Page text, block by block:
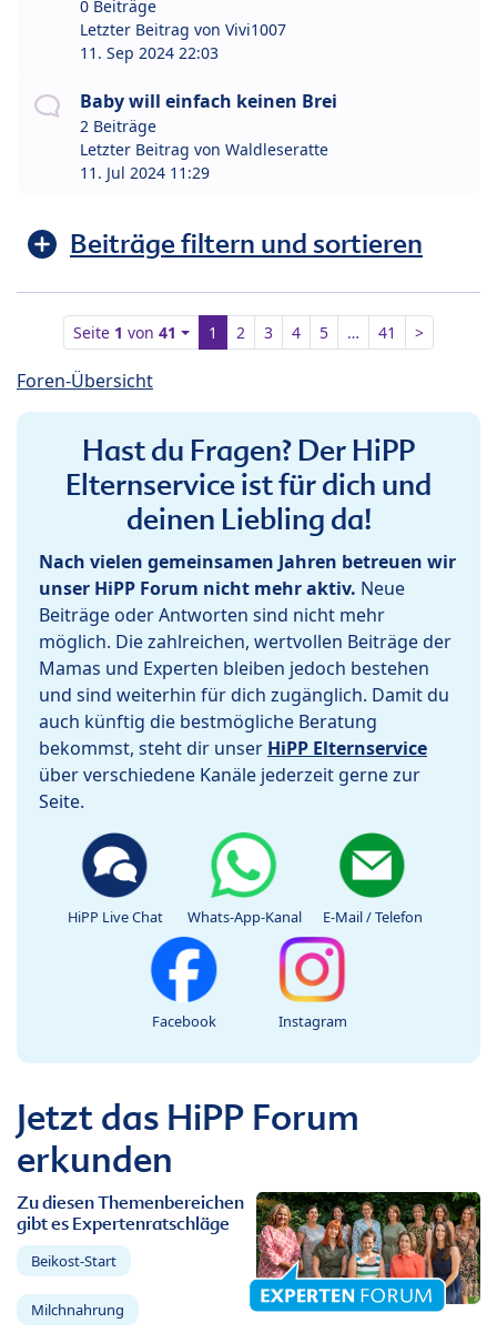
0 Beiträge
Letzter Beitrag von Vivi1007
11. Sep 2024 22:03
Baby will einfach keinen Brei
2 Beiträge
Letzter Beitrag von Waldleseratte
11. Jul 2024 11:29
Beiträge filtern und sortieren
Seite 1 von41 1 2 3 4 5 … 41 >
Foren-Übersicht
Hast du Fragen? Der HiPP
Elternservice ist für dich und
deinen Liebling da!
Nach vielen gemeinsamen Jahren betreuen wir
unser HiPP Forum nicht mehr aktiv. Neue
Beiträge oder Antworten sind nicht mehr
möglich. Die zahlreichen, wertvollen Beiträge der
Mamas und Experten bleiben jedoch bestehen
und sind weiterhin für dich zugänglich. Damit du
auch künftig die bestmögliche Beratung
bekommst, steht dir unser HiPP Elternservice
über verschiedene Kanäle jederzeit gerne zur
Seite.
HiPP Live Chat Whats-App-Kanal E-Mail / Telefon
Facebook Instagram
Jetzt das HiPP Forum
erkunden
Zu diesen Themenbereichen
gibt es Expertenratschläge
Beikost-Start
Milchnahrung